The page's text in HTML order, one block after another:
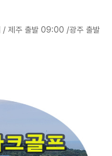
/ 제주 출발 09:00 /광주 출발